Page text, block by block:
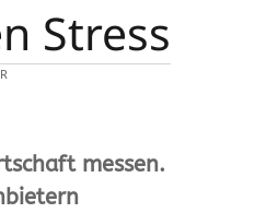
Stress
messen.